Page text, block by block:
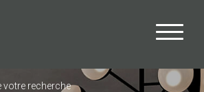
votre recherche